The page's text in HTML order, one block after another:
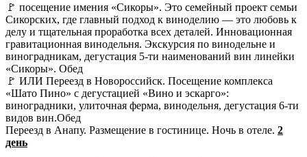
🚩 посещение имения «Сикоры». Это семейный проект семьи
Сикорских, где главный подход к виноделию — это любовь к
делу и тщательная проработка всех деталей. Инновационная
гравитационная винодельня. Экскурсия по винодельне и
виноградникам, дегустация 5-ти наименований вин линейки
«Сикоры». Обед
🚩 ИЛИ Переезд в Новороссийск. Посещение комплекса
«Шато Пино» с дегустацией «Вино и эскарго»:
виноградники, улиточная ферма, винодельня, дегустация 6-ти
видов вин.Обед
Переезд в Анапу. Размещение в гостинице. Ночь в отеле. 2
день